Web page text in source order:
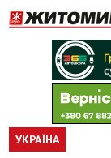
УКРАЇНА